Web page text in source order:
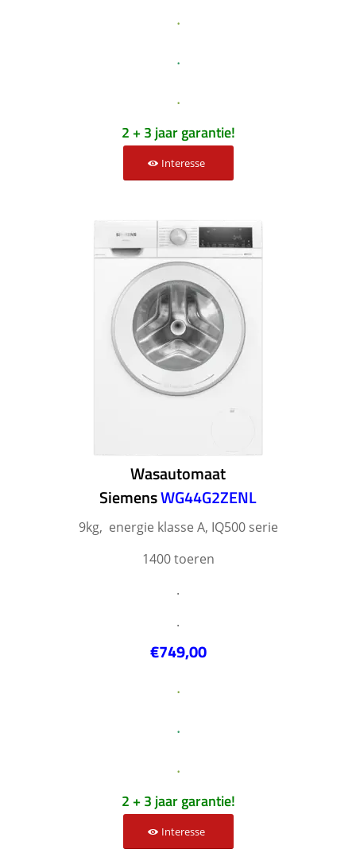
.
.
.
2 + 3 jaar garantie!
Interesse
Wasautomaat
SiemensWG44G2ZENL
9kg, energie klasse A, IQ500 serie
1400 toeren
.
.
€749,00
.
.
.
2 + 3 jaar garantie!
Interesse